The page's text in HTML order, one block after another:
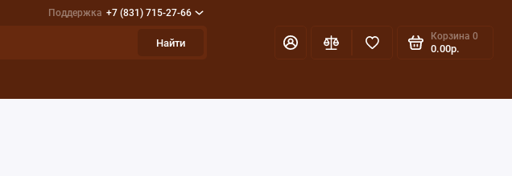
Поддержка +7 (831) 715-27-66
Найти
Корзина 0
0.00р.